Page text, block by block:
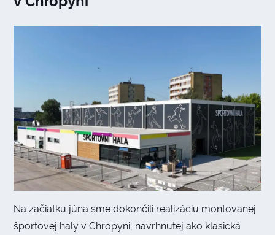
Na začiatku júna sme dokončili realizáciu montovanej
športovej haly v Chropyni, navrhnutej ako klasická